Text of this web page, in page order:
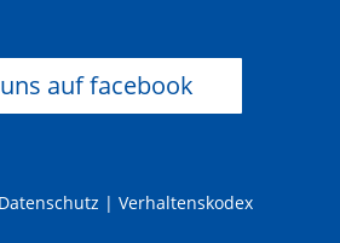
auf facebook
Datenschutz | Verhaltenskodex